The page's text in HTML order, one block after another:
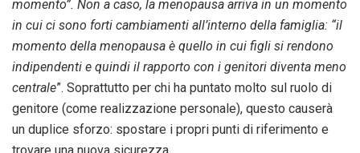
momento”. Non a caso, la menopausa arriva in un momento
in cui ci sono forti cambiamenti all’interno della famiglia: “il
momento della menopausa è quello in cui figli si rendono
indipendenti e quindi il rapporto con i genitori diventa meno
centrale”. Soprattutto per chi ha puntato molto sul ruolo di
genitore (come realizzazione personale), questo causerà
un duplice sforzo: spostare i propri punti di riferimento e